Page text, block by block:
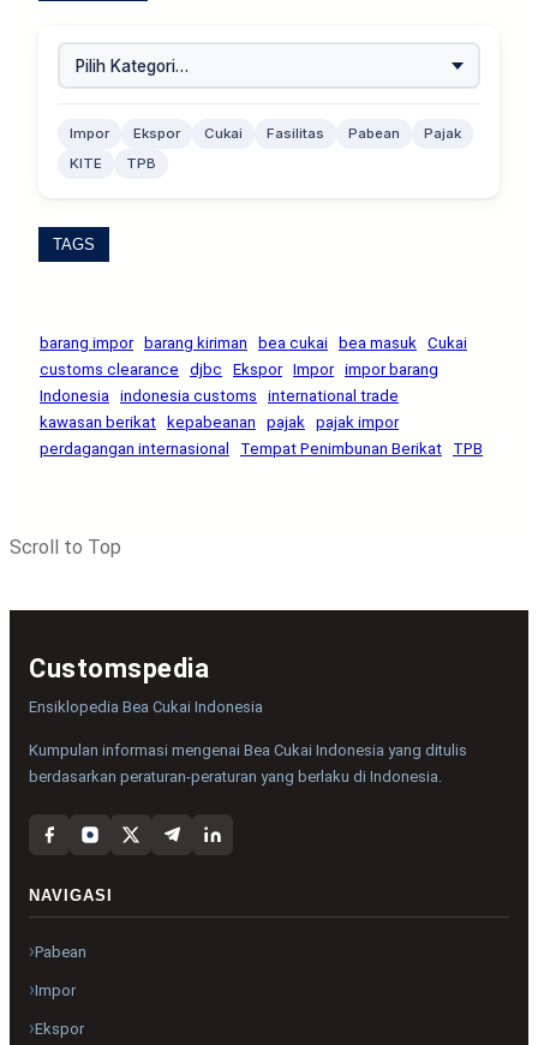
Impor Ekspor Cukai Fasilitas Pabean
Pajak
KITE
TPB
TAGS
barang impor barang kiriman bea cukai bea masuk Cukai
customs clearance
djbc Ekspor Impor impor barang
Indonesia indonesia customs
international trade
kawasan berikat
kepabeanan pajak pajak impor
perdagangan internasional
Tempat Penimbunan Berikat TPB
Scroll to Top
Customspedia
Ensiklopedia Bea Cukai Indonesia
Kumpulan informasi mengenai Bea Cukai Indonesia yang ditulis
berdasarkan peraturan-peraturan yang berlaku di Indonesia.
NAVIGASI
Pabean
Impor
Ekspor